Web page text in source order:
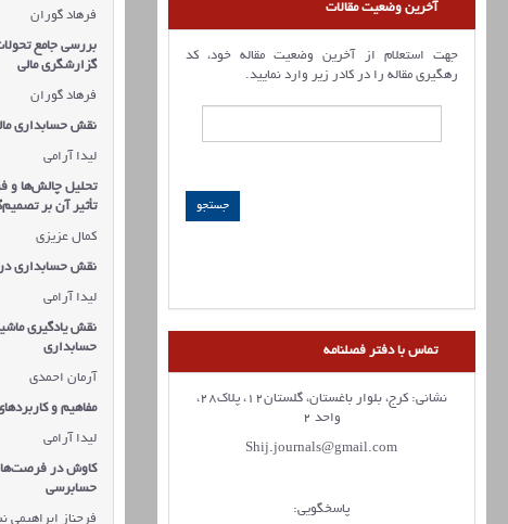
آخرین وضعیت مقالات
جهت استعلام از آخرین وضعیت مقاله خود، کد
رهگیری مقاله را در کادر زیر وارد نمایید.
تماس با دفتر فصلنامه
نشانی: کرج، بلوار باغستان، گلستان12، پلاک28،
واحد 2
Shij.journals@gmail.com
پاسخگویی:
فرهاد گوران
بررسی جامع
گزارشگری مالی
فرهاد گوران
نقش حسابداری
لیدا آرامی
تحلیل چالش‌ها و
تأثیر آن بر
کمال عزیزی
نقش حسابداری در
لیدا آرامی
نقش یادگیری
حسابداری
آرمان احمدی
مفاهیم و
لیدا آرامی
کاوش در فرصت‌ها
حسابرسی
فرحناز ابراهیمی